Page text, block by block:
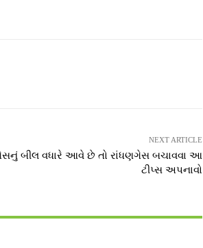
NEXT ARTICLE
બીલ વધારે આવે છે તો રાંધણગેસ બચાવવા આ
ટીપ્સ અપનાવો